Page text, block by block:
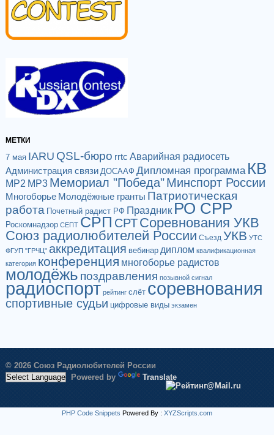
МЕТКИ
7 мая IARU QSL-бюро rrtc Аварийная радиосеть
Администрация связи ДОСААФ Дипломная программа КВ
МР2 МР3 Мемориал "Победа"Минспорт России
Многоборье Молодёжные гранты Патриотическая
работа Почетный радист РФ Праздник РО СРР
Роскомнадзор СЕПТ СРП СРТСоревнования УКВ
Союз радиолюбителей России Съезд УКВ УТС
ФГУП "ГРЧЦ" аккредитация вебинар диплом квалификационная
категория конференция многоборье радистов
молодёжь поздравления позывной сигнал
радиоспорт рейтинг слёт соревнования
спортивные судьи цифровые виды экзамен
© 2026 Союз Радиолюбителей России
Powered by
Translate
PHP Code Snippets Powered By : XYZScripts.com